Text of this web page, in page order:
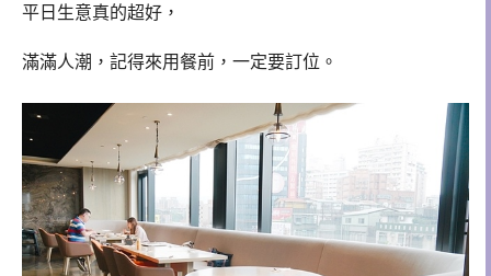
平日生意真的超好，
滿滿人潮，記得來用餐前，一定要訂位。